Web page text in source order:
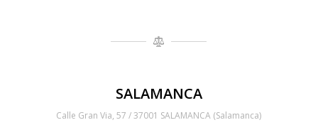
SALAMANCA
Calle Gran Via, 57 / 37001 SALAMANCA (Salamanca)